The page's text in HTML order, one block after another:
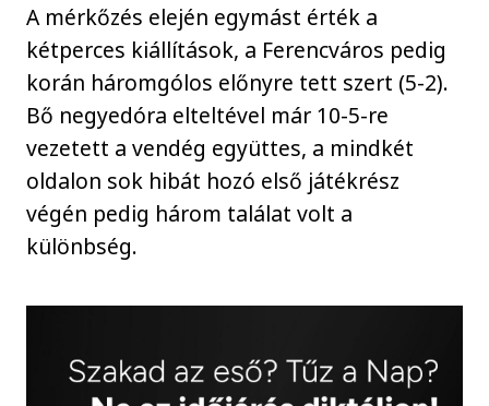
A mérkőzés elején egymást érték a
kétperces kiállítások, a Ferencváros pedig
korán háromgólos előnyre tett szert (5-2).
Bő negyedóra elteltével már 10-5-re
vezetett a vendég együttes, a mindkét
oldalon sok hibát hozó első játékrész
végén pedig három találat volt a
különbség.